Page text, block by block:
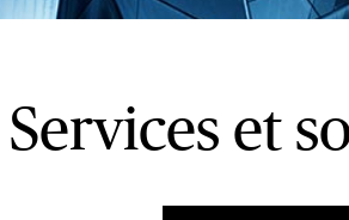
Services et